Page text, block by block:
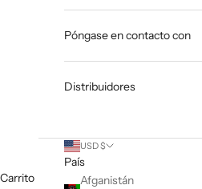
Póngase en contacto con
Distribuidores
USD $
País
Afganistán
Carrito